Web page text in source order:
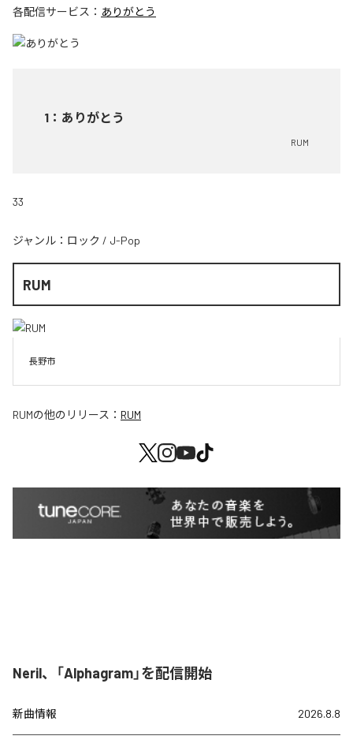
各配信サービス： ありがとう
1 ： ありがとう
RUM
33
ジャンル： ロック / J-Pop
RUM
長野市
RUMの他のリリース： RUM
Neril、「Alphagram」を配信開始
新曲情報 2026.8.8